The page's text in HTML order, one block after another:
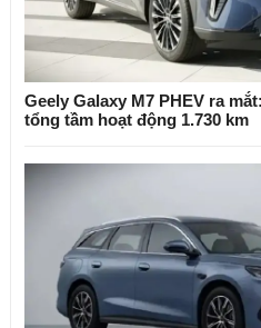
Geely Galaxy M7 PHEV ra
tổng tầm hoạt động 1.730 km